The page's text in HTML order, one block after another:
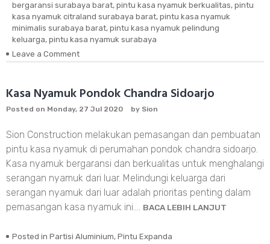
bergaransi surabaya barat, pintu kasa nyamuk berkualitas, pintu
kasa nyamuk citraland surabaya barat, pintu kasa nyamuk
minimalis surabaya barat, pintu kasa nyamuk pelindung
keluarga, pintu kasa nyamuk surabaya
Leave a Comment
Nyamuk
Surabaya
Barat
Kasa Nyamuk Pondok Chandra Sidoarjo
Posted on Monday, 27 Jul 2020 by Sion
Sion Construction melakukan pemasangan dan pembuatan
pintu kasa nyamuk di perumahan pondok chandra sidoarjo.
Kasa nyamuk bergaransi dan berkualitas untuk menghalangi
serangan nyamuk dari luar. Melindungi keluarga dari
serangan nyamuk dari luar adalah prioritas penting dalam
pemasangan kasa nyamuk ini.… BACA LEBIH LANJUT
Posted in Partisi Aluminium, Pintu Expanda